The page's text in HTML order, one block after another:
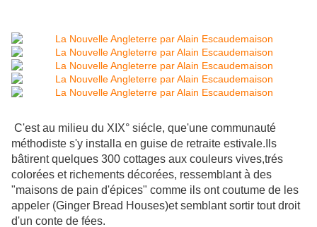
C'est au milieu du XIX° siécle, que'une communauté
méthodiste s'y installa en guise de retraite estivale.Ils
bâtirent quelques 300 cottages aux couleurs vives,trés
colorées et richements décorées, ressemblant à des
"maisons de pain d'épices" comme ils ont coutume de les
appeler (Ginger Bread Houses)et semblant sortir tout droit
d'un conte de fées.